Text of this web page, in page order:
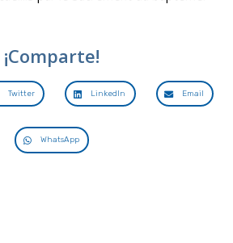
¡Comparte!
Twitter LinkedIn Email
WhatsApp